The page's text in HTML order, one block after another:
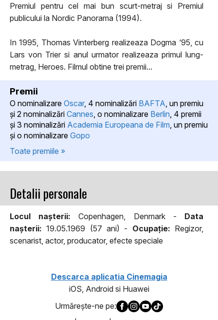
Premiul pentru cel mai bun scurt-metraj si Premiul
publicului la Nordic Panorama (1994).
In 1995, Thomas Vinterberg realizeaza Dogma ‘95, cu
Lars von Trier si anul urmator realizeaza primul lung-
metrag, Heroes. Filmul obtine trei premii...
Premii
O nominalizare Oscar, 4 nominalizări BAFTA , un premiu
şi 2 nominalizări Cannes , o nominalizare Berlin , 4 premii
şi 3 nominalizări Academia Europeana de Film , un premiu
şi o nominalizare Gopo
Toate premiile »
Detalii personale
Locul naşterii: Copenhagen, Denmark - Data
naşterii: 19.05.1969 (57 ani) - Ocupaţie: Regizor,
scenarist, actor, producator, efecte speciale
Descarca aplicatia Cinemagia
iOS, Android si Huawei
Urmăreşte-ne pe: